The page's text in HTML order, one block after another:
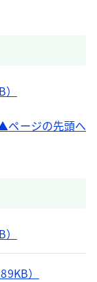
ページの先頭へ
）